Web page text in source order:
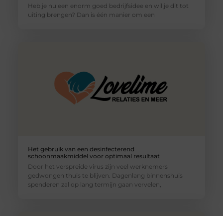
Heb je nu een enorm goed bedrijfsidee en wil je dit tot
uiting brengen? Dan is één manier om een
Het gebruik van een desinfecterend
schoonmaakmiddel voor optimaal resultaat
Door het verspreide virus zijn veel werknemers
gedwongen thuis te blijven. Dagenlang binnenshuis
spenderen zal op lang termijn gaan vervelen,